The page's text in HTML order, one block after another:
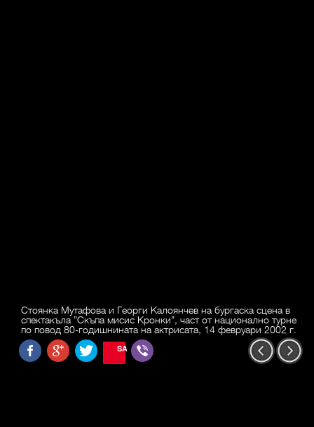
Стоянка Мутафова и Георги Калоянчев на бургаска сцена в
спектакъла ”Скъпа мисис Кронки”, част от национално турне
по повод 80-годишнината на актрисата, 14 февруари 2002 г.
SAVE